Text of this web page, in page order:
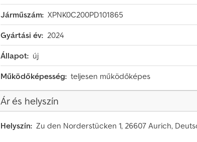
Járműszám: XPNK0C200PD101865
Gyártási év: 2024
Állapot: új
Működőképesség: teljesen működőképes
Ár és helyszín
Helyszín: Zu den Norderstücken 1, 26607 Aurich,